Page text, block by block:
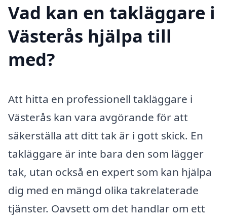
Vad kan en takläggare i
Västerås hjälpa till
med?
Att hitta en professionell takläggare i
Västerås kan vara avgörande för att
säkerställa att ditt tak är i gott skick. En
takläggare är inte bara den som lägger
tak, utan också en expert som kan hjälpa
dig med en mängd olika takrelaterade
tjänster. Oavsett om det handlar om ett